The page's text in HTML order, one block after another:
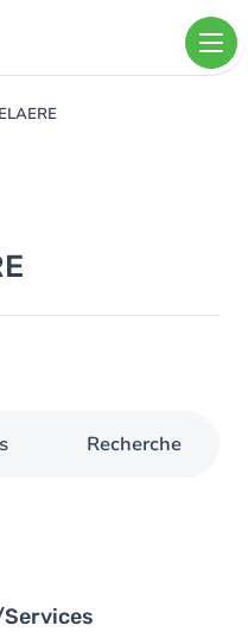
Recherche